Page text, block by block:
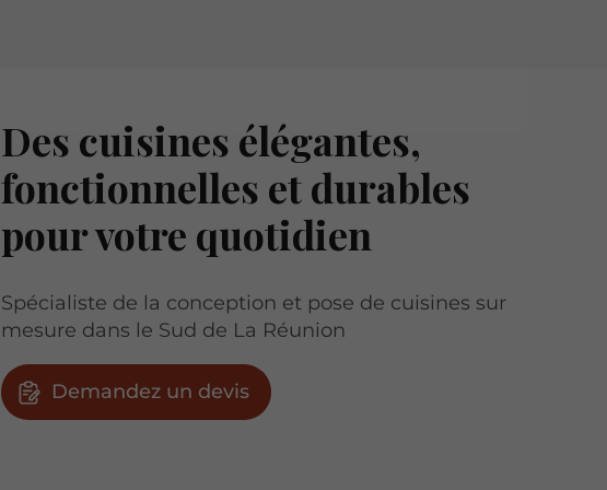
Des cuisines élégantes,
fonctionnelles et durables
pour votre quotidien
Spécialiste de la conception et pose de cuisines sur
mesure dans le Sud de La Réunion
Demandez un devis